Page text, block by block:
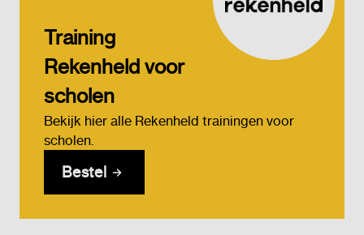
Training
Rekenheld voor
scholen
Bekijk hier alle Rekenheld trainingen voor
scholen.
Bestel